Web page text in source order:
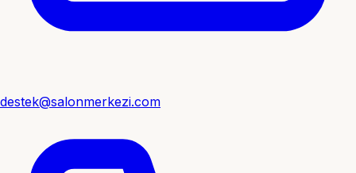
destek@salonmerkezi.com